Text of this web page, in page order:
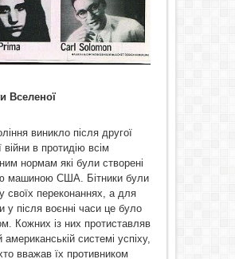
Вселеної
виникло після другої
війни в протидію всім
нормам які були створені
машиною США. Бітники були
своїх переконаннях, а для
у після воєнні часи це було
Кожних із них протиставляв
американській системі успіху,
вважав їх противником